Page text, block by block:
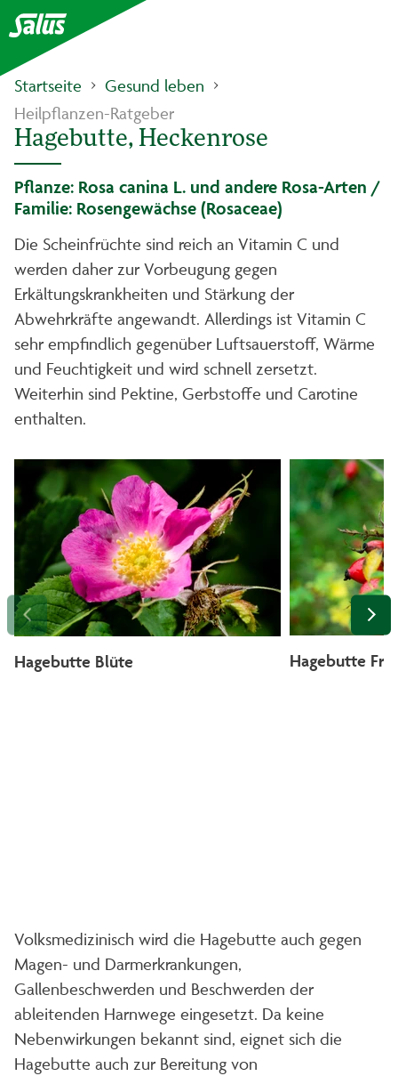
Startseite
Gesund leben
Heilpflanzen-Ratgeber
Hagebutte, Heckenrose
Pflanze: Rosa canina L. und andere Rosa-Arten /
Familie: Rosengewächse (Rosaceae)
Die Scheinfrüchte sind reich an Vitamin C und
werden daher zur Vorbeugung gegen
Erkältungskrankheiten und Stärkung der
Abwehrkräfte angewandt. Allerdings ist Vitamin C
sehr empfindlich gegenüber Luftsauerstoff, Wärme
und Feuchtigkeit und wird schnell zersetzt.
Weiterhin sind Pektine, Gerbstoffe und Carotine
enthalten.
Hagebutte Blüte Hagebutte
Volksmedizinisch wird die Hagebutte auch gegen
Magen- und Darmerkrankungen,
Gallenbeschwerden und Beschwerden der
ableitenden Harnwege eingesetzt. Da keine
Nebenwirkungen bekannt sind, eignet sich die
Hagebutte auch zur Bereitung von